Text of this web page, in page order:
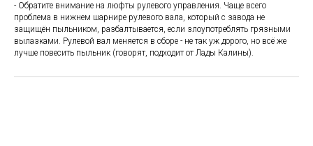
- Обратите внимание на люфты рулевого управления. Чаще всего
проблема в нижнем шарнире рулевого вала, который с завода не
защищён пыльником, разбалтывается, если злоупотреблять грязными
вылазками. Рулевой вал меняется в сборе - не так уж дорого, но всё же
лучше повесить пыльник (говорят, подходит от Лады Калины).